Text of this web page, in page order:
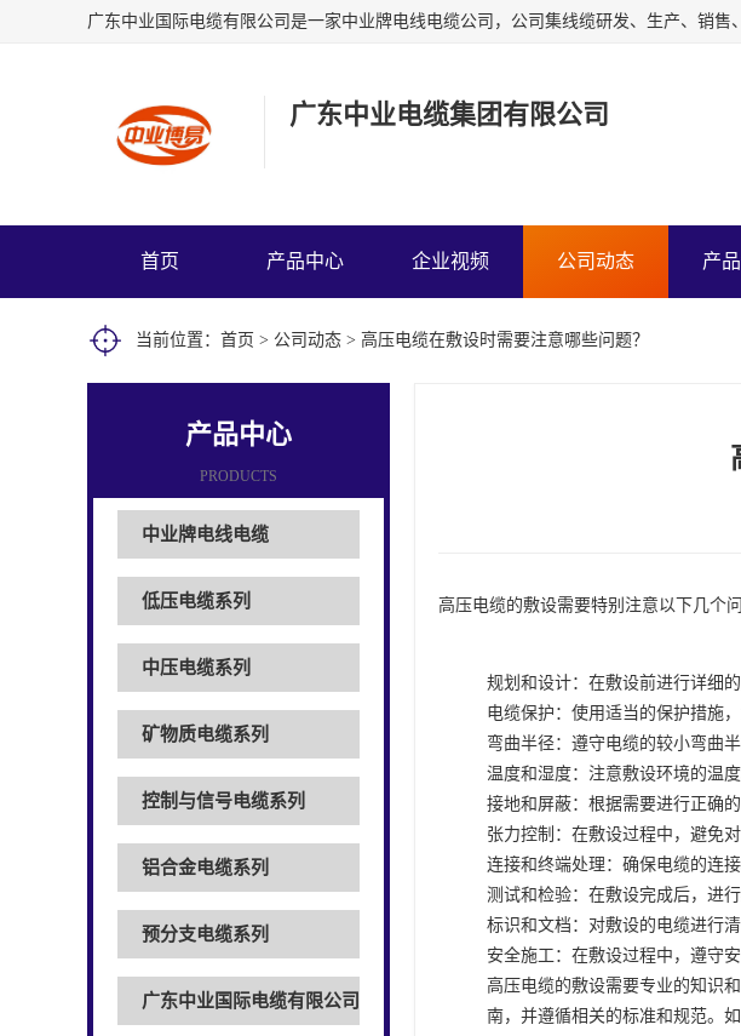
广东中业电缆集团有限公司
首页 产品中心 企业视频 公司动态 产
当前位置： 首页 > 公司动态 > 高压电缆在敷设时需要注意哪些问题？
产品中心
PRODUCTS
中业牌电线电缆
低压电缆系列
中压电缆系列
矿物质电缆系列
控制与信号电缆系列
铝合金电缆系列
预分支电缆系列
广东中业国际电缆有限公司
高压电缆的敷设需要特别注意以下几个问
规划和设计：在敷设前进行详细
电缆保护：使用适当的保护措施
弯曲半径：遵守电缆的较小弯曲
温度和湿度：注意敷设环境的温
接地和屏蔽：根据需要进行正确
张力控制：在敷设过程中，避免
连接和终端处理：确保电缆的连
测试和检验：在敷设完成后，进
标识和文档：对敷设的电缆进行
安全施工：在敷设过程中，遵守
高压电缆的敷设需要专业的知识
南，并遵循相关的标准和规范。